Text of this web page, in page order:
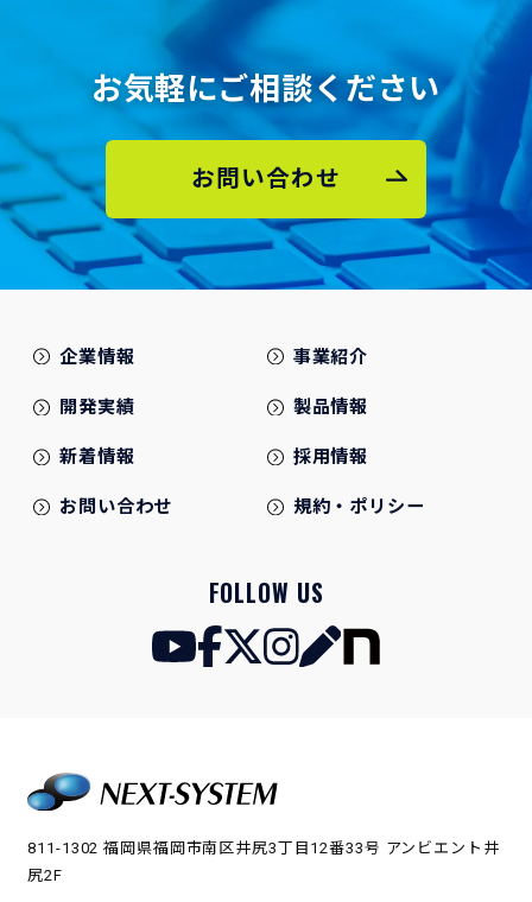
お気軽にご相談ください
お問い合わせ
企業情報 事業紹介
開発実績 製品情報
新着情報 採用情報
お問い合わせ 規約・ポリシー
FOLLOW US
811-1302 福岡県福岡市南区井尻3丁目12番33号 アンビエント井
尻2F